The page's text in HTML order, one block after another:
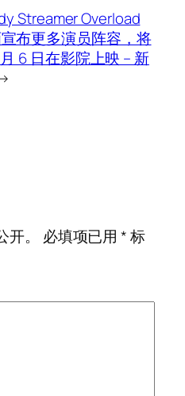
Streamer Overload
布更多演员阵容，将
6 日在影院上映 – 新
。
必填项已用*标